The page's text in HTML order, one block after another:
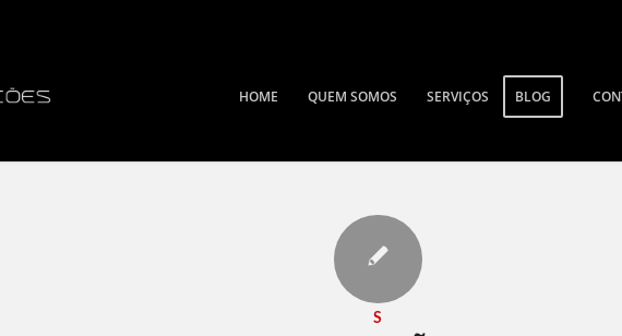
HOME QUEM SOMOS SERVIÇOS BLOG
S